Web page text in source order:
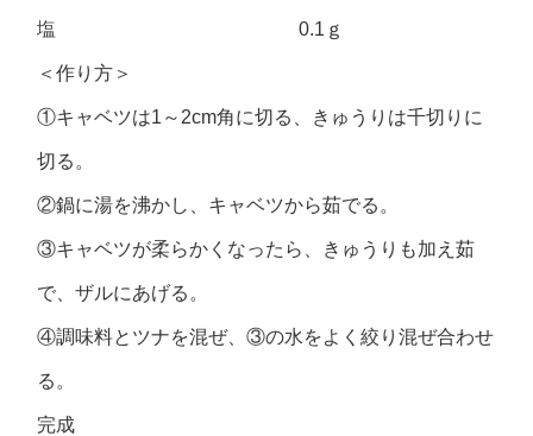
塩 0.1ｇ
＜作り方＞
①キャベツは1～2cm角に切る、きゅうりは千切りに
切る。
②鍋に湯を沸かし、キャベツから茹でる。
③キャベツが柔らかくなったら、きゅうりも加え茹
で、ザルにあげる。
④調味料とツナを混ぜ、③の水をよく絞り混ぜ合わせ
る。
完成